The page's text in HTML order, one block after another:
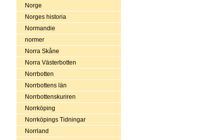
Norge
Norges historia
Normandie
normer
Norra Skåne
Norra Västerbotten
Norrbotten
Norrbottens län
Norrbottenskuriren
Norrköping
Norrköpings Tidningar
Norrland